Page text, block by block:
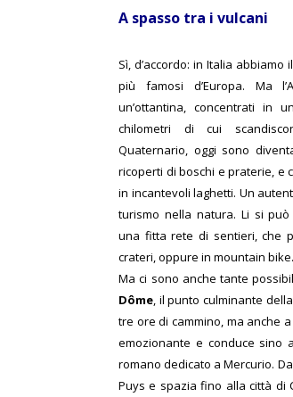
A spasso tra i vulcani
Sì, d’accordo: in Italia abbiamo
più famosi d’Europa. Ma
un’ottantina, concentrati in
chilometri di cui
Quaternario, oggi sono
ricoperti di boschi e praterie, e
in incantevoli laghetti. Un
turismo nella natura. Li si
una fitta rete di sentieri, che
crateri, oppure in mountain bike.
Ma ci sono anche tante
Dôme , il punto culminante
tre ore di cammino, ma anche
emozionante e conduce sino
romano dedicato a Mercurio.
Puys e spazia fino alla città di